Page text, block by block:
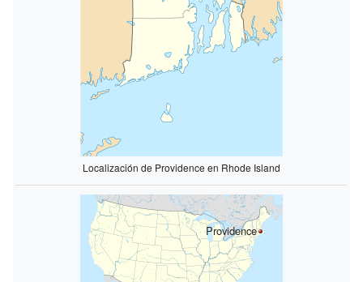
Localización de Providence en Rhode Island
Providence